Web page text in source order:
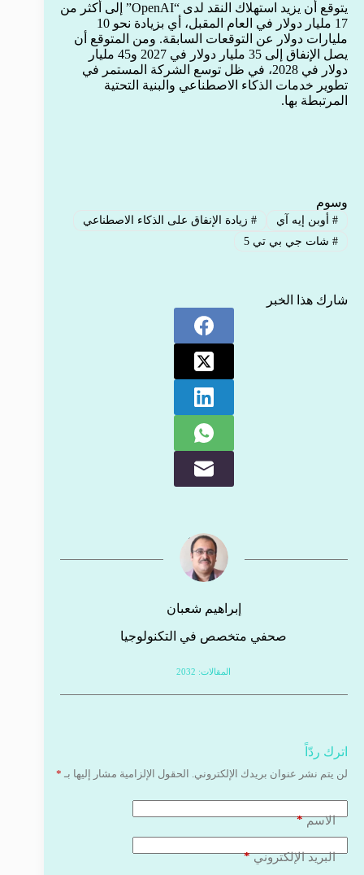
يتوقع أن يزيد استهلاك النقد لدى “OpenAI” إلى أكثر من
17 مليار دولار في العام المقبل، أي بزيادة نحو 10
مليارات دولار عن التوقعات السابقة. ومن المتوقع أن
يصل الإنفاق إلى 35 مليار دولار في 2027 و45 مليار
دولار في 2028، في ظل توسع الشركة المستمر في
تطوير خدمات الذكاء الاصطناعي والبنية التحتية
المرتبطة بها.
وسوم
#أوبن إيه آي #زيادة الإنفاق على الذكاء الاصطناعي
#شات جي بي تي 5
شارك هذا الخبر
إبراهيم شعبان
صحفي متخصص في التكنولوجيا
المقالات: 2032
اترك ردّاً
لن يتم نشر عنوان بريدك الإلكتروني. الحقول الإلزامية مشار إليها بـ *
الاسم*
البريد الإلكتروني*